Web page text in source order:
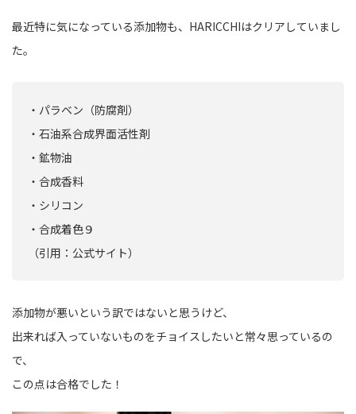
最近特に気になっている添加物も、HARICCHIはクリアしていまし
た。
・パラベン（防腐剤）
・石油系合成界面活性剤
・鉱物油
・合成香料
・シリコン
・合成着色９
（引用：公式サイト）
添加物が悪いという訳ではないと思うけど、
出来れば入っていないものをチョイスしたいと常々思っているの
で、
この点は合格でした！